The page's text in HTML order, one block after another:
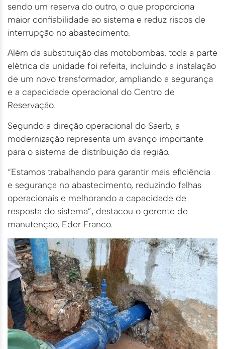
sendo um reserva do outro, o que proporciona
maior confiabilidade ao sistema e reduz riscos de
interrupção no abastecimento.
Além da substituição das motobombas, toda a parte
elétrica da unidade foi refeita, incluindo a instalação
de um novo transformador, ampliando a segurança
e a capacidade operacional do Centro de
Reservação.
Segundo a direção operacional do Saerb, a
modernização representa um avanço importante
para o sistema de distribuição da região.
“Estamos trabalhando para garantir mais eficiência
e segurança no abastecimento, reduzindo falhas
operacionais e melhorando a capacidade de
resposta do sistema”, destacou o gerente de
manutenção, Eder Franco.